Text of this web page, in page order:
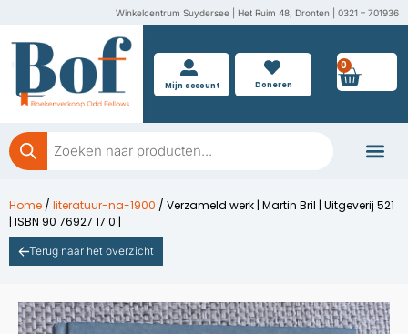
inhoud
Winkelcentrum Suydersee | Het Ruim 48, Dronten | 0321 – 701936
Mijn account Doneren
0
Producten
zoeken
Home / literatuur-na-1900 / Verzameld werk | Martin Bril | Uitgeverij 521
| ISBN 90 76927 17 0 |
Terug naar het overzicht